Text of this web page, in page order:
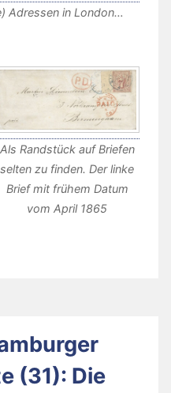
Adressen in London…
Als Randstück auf Briefen
selten zu finden. Der linke
Brief mit frühem Datum
vom April 1865
(31): Die